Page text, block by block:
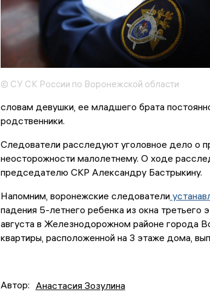
© СУ СК России по Воронежской области
словам девушки, ее младшего брата
родственники.
Следователи расследуют уголовное дело о
неосторожности малолетнему. О ходе
председателю СКР Александру Бастрыкину.
Напомним, воронежские следователи
падения 5-летнего ребенка из окна третьего
августа в Железнодорожном районе города
квартиры, расположенной на 3 этаже дома,
Автор: Анастасия Зозулина